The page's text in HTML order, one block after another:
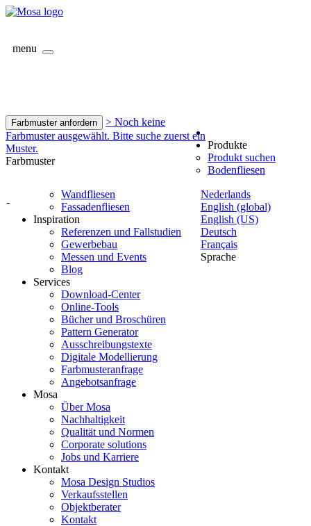
menu
Farbmuster anfordern
> Noch keine
Farbmuster ausgewählt. Bitte suche zuerst ein
Muster.
Farbmuster
-
Nederlands
English (global)
English (US)
Deutsch
Français
Sprache
Produkte
Produkt suchen
Bodenfliesen
Wandfliesen
Fassadenfliesen
Inspiration
Referenzen und Fallstudien
Gewerbebau
Messen und Events
Blog
Services
Download-Center
Online-Tools
Bücher und Broschüren
Pattern Generator
Ausschreibungstexte
Digitale Modellierung
Farbmusteranfrage
Angebotsanfrage
Mosa
Über Mosa
Nachhaltigkeit
Qualität und Normen
Corporate solutions
Jobs und Karriere
Kontakt
Mosa Design Studios
Verkaufsstellen
Objektberater
Kontakt